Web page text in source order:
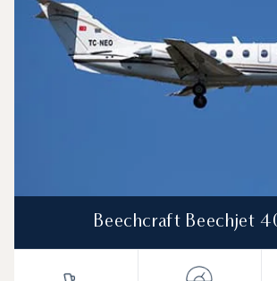
Beechcraft Beechjet